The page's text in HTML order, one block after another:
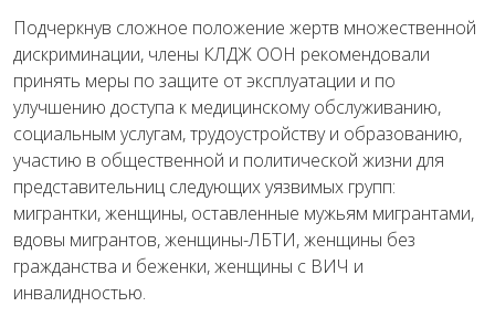
Подчеркнув сложное положение жертв множественной
дискриминации, члены КЛДЖ ООН рекомендовали
принять меры по защите от эксплуатации и по
улучшению доступа к медицинскому обслуживанию,
социальным услугам, трудоустройству и образованию,
участию в общественной и политической жизни для
представительниц следующих уязвимых групп:
мигрантки, женщины, оставленные мужьям мигрантами,
вдовы мигрантов, женщины-ЛБТИ, женщины без
гражданства и беженки, женщины с ВИЧ и
инвалидностью.